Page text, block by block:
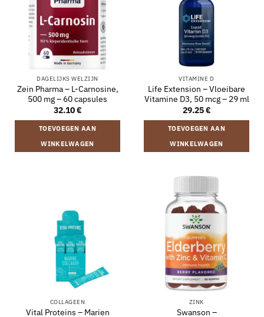
DAGELIJKS WELZIJN
Zein Pharma – L-Carnosine,
500 mg – 60 capsules
32.10€
TOEVOEGEN AAN
WINKELWAGEN
VITAMINE D
Life Extension – Vloeibare
Vitamine D3, 50 mcg – 29 ml
29.25€
TOEVOEGEN AAN
WINKELWAGEN
COLLAGEEN
Vital Proteins – Marien
ZINK
Swanson –